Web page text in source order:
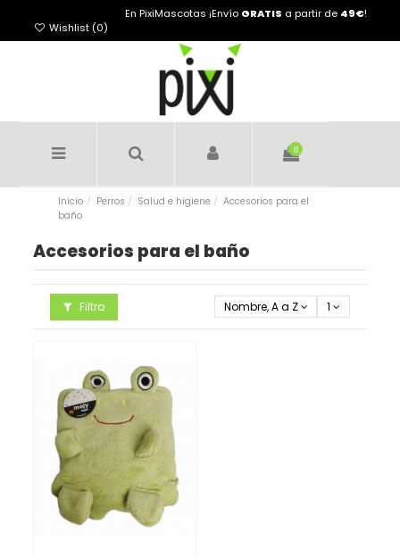
En PixiMascotas ¡Envío GRATIS a partir de 49€!
Wishlist (0)
0
Inicio Perros Salud e higiene
Accesorios para el
baño
Accesorios para el baño
Filtro Nombre, A a Z 1